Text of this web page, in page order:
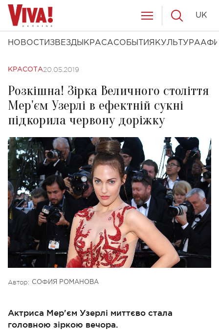
НОВОСТИ ЗВЕЗДЫ КРАСАСОБЫТИЯ КУЛЬТУРА
UK
КРАСОТА20.05.2019
Розкішна! Зірка Величного століття
Мер'єм Узерлі в ефектній сукні
підкорила червону доріжку
Автор: СОФИЯ РОМАНОВА
Актриса Мер'єм Узерлі миттєво стала
головною зіркою вечора.